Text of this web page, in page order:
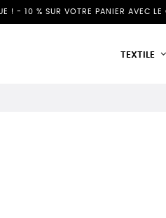
! - 10 % SUR VOTRE PANIER AVEC
TEXTILE